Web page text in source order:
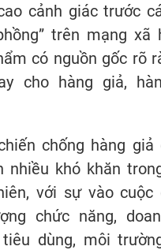
cảnh giác trước
trên mạng xã
có nguồn gốc rõ
cho hàng giả,
chống hàng
nhiều khó khăn
với sự vào cuộc
chức năng,
dùng, môi